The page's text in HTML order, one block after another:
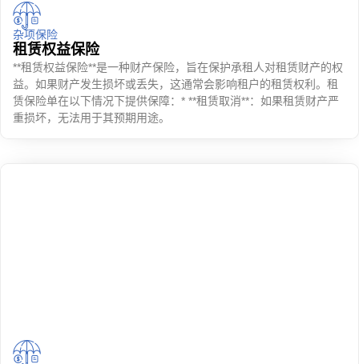
杂项保险
租赁权益保险
**租赁权益保险**是一种财产保险，旨在保护承租人对租赁财产的权
益。如果财产发生损坏或丢失，这通常会影响租户的租赁权利。租
赁保险单在以下情况下提供保障：* **租赁取消**：如果租赁财产严
重损坏，无法用于其预期用途。